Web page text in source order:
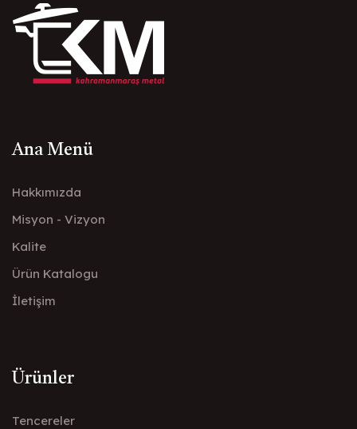
Ana Menü
Hakkımızda
Misyon - Vizyon
Kalite
Ürün Katalogu
İletişim
Ürünler
Tencereler